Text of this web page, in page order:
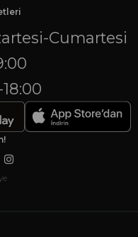
Cumartesi